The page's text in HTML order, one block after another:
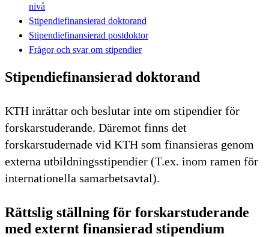
nivå
Stipendiefinansierad doktorand
Stipendiefinansierad postdoktor
Frågor och svar om stipendier
Stipendiefinansierad doktorand
KTH inrättar och beslutar inte om stipendier för
forskarstuderande. Däremot finns det
forskarstudernade vid KTH som finansieras genom
externa utbildningsstipendier (T.ex. inom ramen för
internationella samarbetsavtal).
Rättslig ställning för forskarstuderande
med externt finansierad stipendium